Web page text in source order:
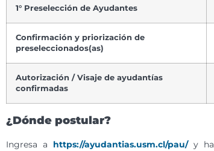
1° Preselección de Ayudantes
Confirmación y priorización de
preseleccionados(as)
Autorización / Visaje de ayudantías
confirmadas
¿Dónde postular?
Ingresa a https://ayudantias.usm.cl/pau/y